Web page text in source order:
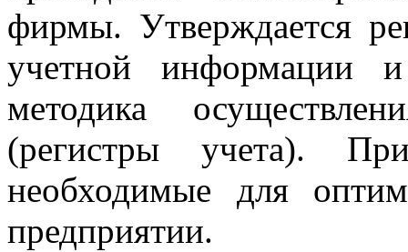
фирмы. Утверждается
учетной информации
методика
(регистры учета).
необходимые для
предприятии.